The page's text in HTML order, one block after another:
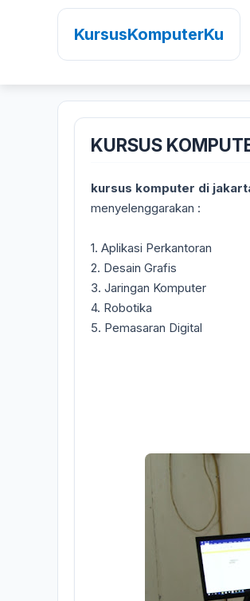
KursusKomputerKu
KURSUS
kursus komputer di
menyelenggarakan :
1. Aplikasi Perkantoran
2. Desain Grafis
3. Jaringan Komputer
4. Robotika
5. Pemasaran Digital